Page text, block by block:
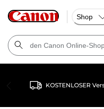
Shop
KOSTENLOSER